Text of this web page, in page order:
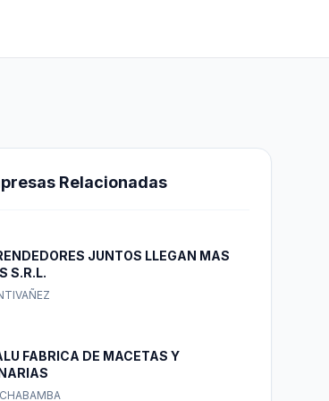
Relacionadas
JUNTOS LLEGAN MAS
S.R.L.
FABRICA DE MACETAS Y